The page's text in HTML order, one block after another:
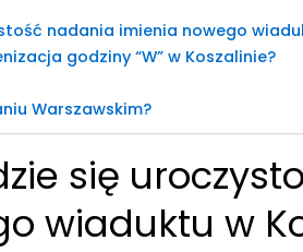
nadania imienia nowego
godziny “W” w Koszalinie?
Warszawskim?
się
wiaduktu w